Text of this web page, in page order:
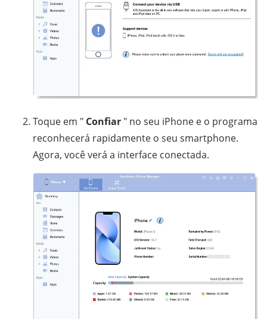
Toque em " Confiar " no seu iPhone e o programa
reconhecerá rapidamente o seu smartphone.
Agora, você verá a interface conectada.